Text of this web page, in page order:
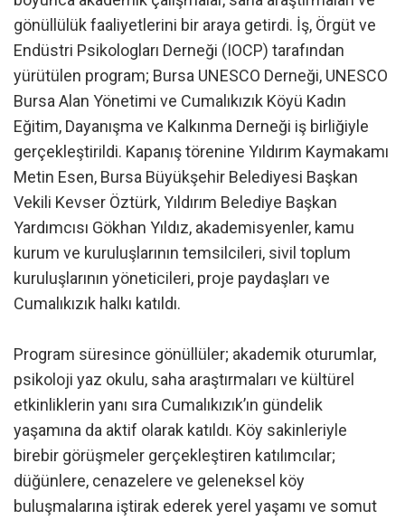
gönüllülük faaliyetlerini bir araya getirdi. İş, Örgüt ve
Endüstri Psikologları Derneği (IOCP) tarafından
yürütülen program; Bursa UNESCO Derneği, UNESCO
Bursa Alan Yönetimi ve Cumalıkızık Köyü Kadın
Eğitim, Dayanışma ve Kalkınma Derneği iş birliğiyle
gerçekleştirildi. Kapanış törenine Yıldırım Kaymakamı
Metin Esen, Bursa Büyükşehir Belediyesi Başkan
Vekili Kevser Öztürk, Yıldırım Belediye Başkan
Yardımcısı Gökhan Yıldız, akademisyenler, kamu
kurum ve kuruluşlarının temsilcileri, sivil toplum
kuruluşlarının yöneticileri, proje paydaşları ve
Cumalıkızık halkı katıldı.
Program süresince gönüllüler; akademik oturumlar,
psikoloji yaz okulu, saha araştırmaları ve kültürel
etkinliklerin yanı sıra Cumalıkızık’ın gündelik
yaşamına da aktif olarak katıldı. Köy sakinleriyle
birebir görüşmeler gerçekleştiren katılımcılar;
düğünlere, cenazelere ve geleneksel köy
buluşmalarına iştirak ederek yerel yaşamı ve somut